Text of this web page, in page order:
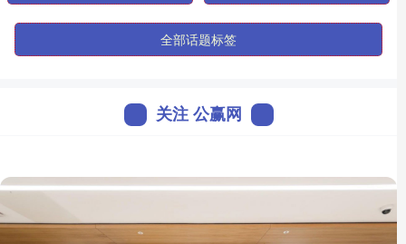
全部话题标签
关注 公赢网